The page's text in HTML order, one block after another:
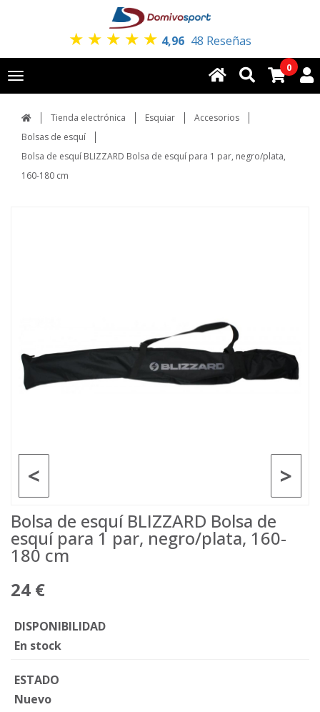
★ ★ ★ ★ ★ 4,96 48 Reseñas
Toggle
navigation
0
Tienda electrónica Esquiar
Accesorios
Bolsas de esquí
Bolsa de esquí BLIZZARD Bolsa de esquí para 1 par, negro/plata,
160-180 cm
>
<
Bolsa de esquí BLIZZARD Bolsa de
esquí para 1 par, negro/plata, 160-
180 cm
24 €
DISPONIBILIDAD
En stock
ESTADO
Nuevo